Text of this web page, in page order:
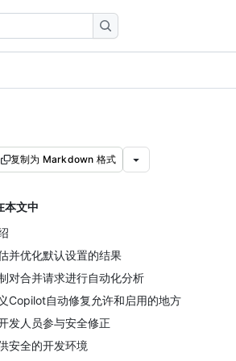
复制为 Markdown 格式
本文中
并优化默认设置的结果
对合并请求进行自动化分析
Copilot自动修复允许和启用的地方
发人员参与安全修正
安全的开发环境